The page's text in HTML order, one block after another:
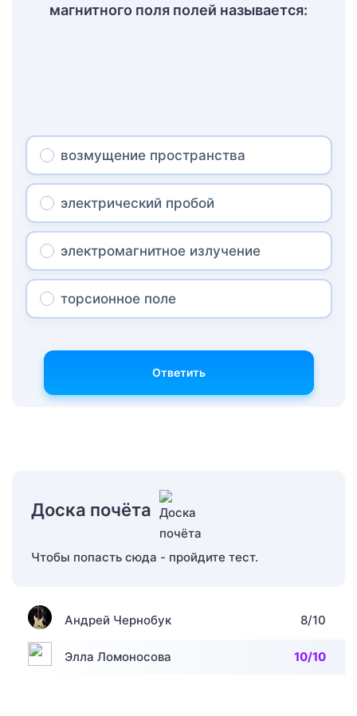
магнитного поля полей называется:
возмущение пространства
электрический пробой
электромагнитное излучение
торсионное поле
Ответить
Доска почёта
Чтобы попасть сюда - пройдите тест.
Андрей Чернобук 8/10
Элла Ломоносова 10/10